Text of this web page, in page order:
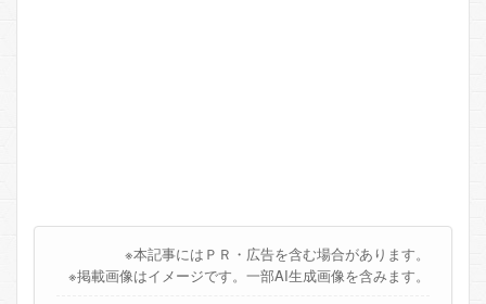
※本記事にはＰＲ・広告を含む場合があります。
※掲載画像はイメージです。一部AI生成画像を含みます。